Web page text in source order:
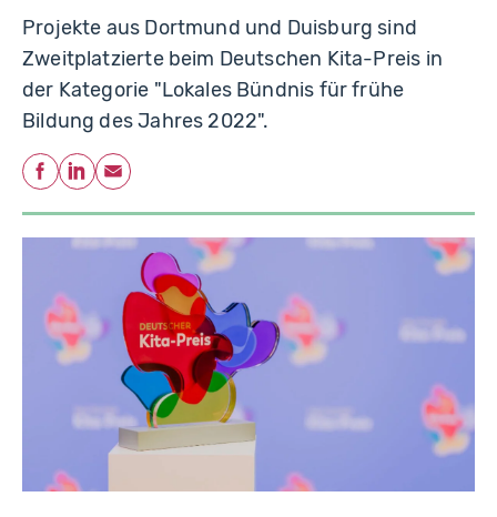
Projekte aus Dortmund und Duisburg sind
Zweitplatzierte beim Deutschen Kita-Preis in
der Kategorie "Lokales Bündnis für frühe
Bildung des Jahres 2022".
Teilen
Facebook
LinkedIn
E-Mail